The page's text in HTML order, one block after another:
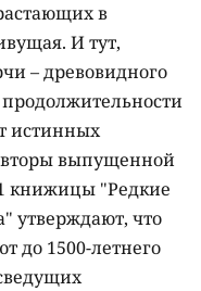
в
И тут,
– древовидного
истинных
выпущенной
книжицы "Редкие
утверждают, что
до 1500-летнего